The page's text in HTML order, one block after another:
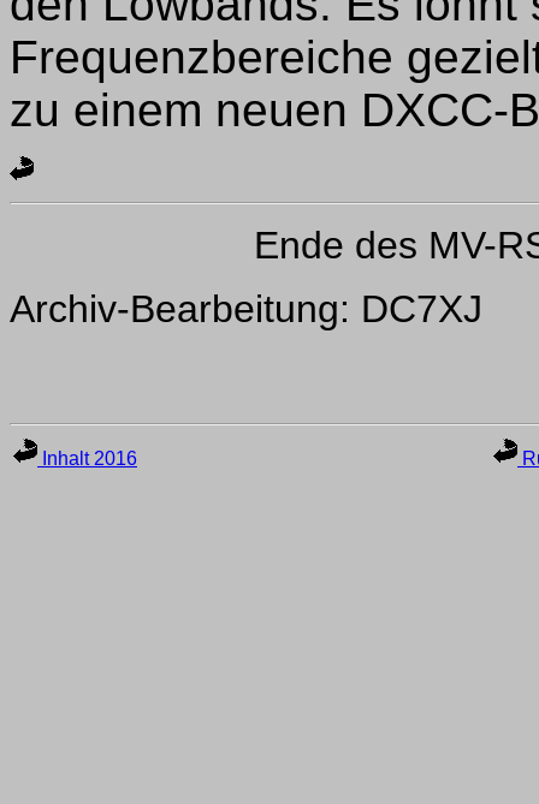
Frequenzbereiche
zu einem neuen DXCC-
Ende des MV-
Archiv-Bearbeitung: DC7XJ
Inhalt 2016